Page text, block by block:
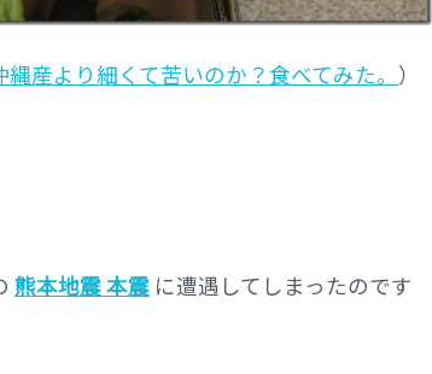
産より細くて苦いのか？食べてみた。 ）
熊本地震 本震 に遭遇してしまったのです